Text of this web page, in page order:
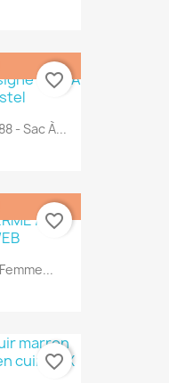
- Sac À...
favorite_border
favorite_border
favorite_border